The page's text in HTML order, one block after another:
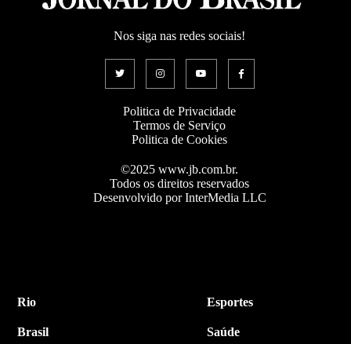
Nos siga nas redes sociais!
Politica de Privacidade
Termos de Serviço
Politica de Cookies
©2025 www.jb.com.br.
Todos os direitos reservados
Desenvolvido por InterMedia LLC
Rio
Brasil
Esportes
Saúde